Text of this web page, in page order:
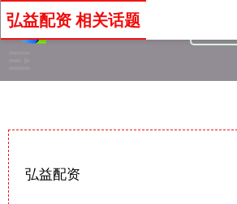
弘益配资
弘益配资 相关话题